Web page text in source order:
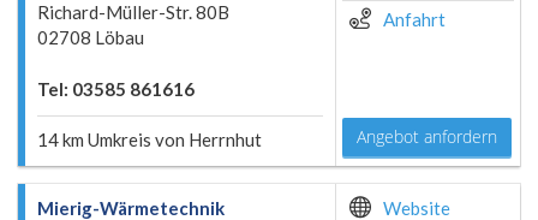
Richard-Müller-Str. 80B
02708 Löbau
Tel: 03585 861616
14 km Umkreis von Herrnhut
Anfahrt
Angebot anfordern
Mierig-Wärmetechnik
Website